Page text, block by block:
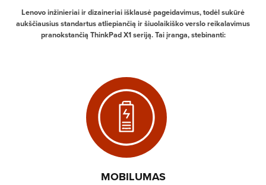
Lenovo inžinieriai ir dizaineriai išklausė pageidavimus, todėl sukūrė
aukščiausius standartus atliepiančią ir šiuolaikiško verslo reikalavimus
pranokstančią ThinkPad X1 seriją. Tai įranga, stebinanti:
MOBILUMAS